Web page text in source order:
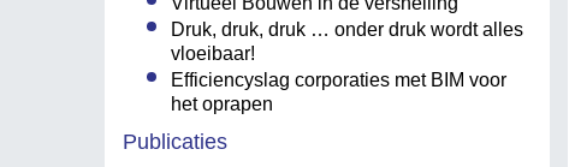
Druk, druk, druk … onder druk wordt alles
vloeibaar!
Efficiencyslag corporaties met BIM voor
het oprapen
Publicaties